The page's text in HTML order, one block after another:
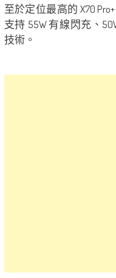
至於定位最高的 X70
支持 55W 有線閃充、
技術。